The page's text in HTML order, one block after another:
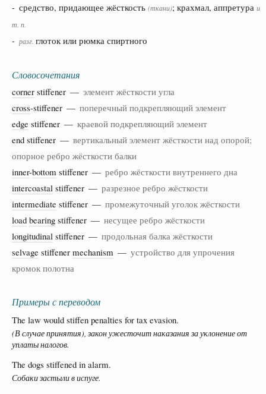
- средство, придающее жёсткость (ткани); крахмал, аппретура и
т. п.
- разг. глоток или рюмка спиртного
Словосочетания
corner stiffener — элемент жёсткости угла
cross-stiffener — поперечный подкрепляющий элемент
edge stiffener — краевой подкрепляющий элемент
end stiffener — вертикальный элемент жёсткости над опорой;
опорное ребро жёсткости балки
inner-bottom stiffener — ребро жёсткости внутреннего дна
intercoastal stiffener — разрезное ребро жёсткости
intermediate stiffener — промежуточный уголок жёсткости
load bearing stiffener — несущее ребро жёсткости
longitudinal stiffener — продольная балка жёсткости
selvage stiffener mechanism — устройство для упрочения
кромок полотна
Примеры с переводом
The law would stiffen penalties for tax evasion.
(В случае принятия), закон ужесточит наказания за уклонение от
уплаты налогов.
The dogs stiffened in alarm.
Собаки застыли в испуге.